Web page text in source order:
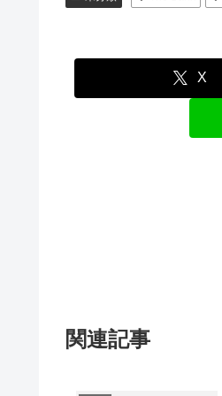
X
関連記事